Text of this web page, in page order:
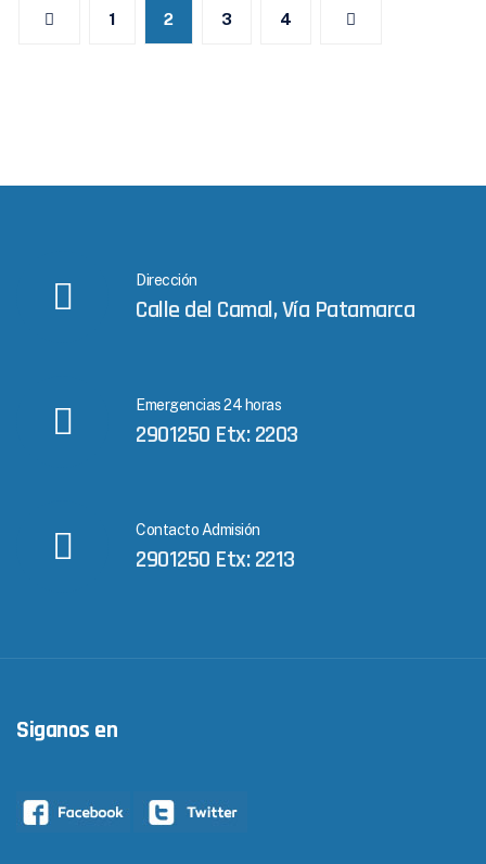
1 2 3 4
Dirección
Calle del Camal, Vía Patamarca
Emergencias 24 horas
2901250 Etx: 2203
Contacto Admisión
2901250 Etx: 2213
Siganos en